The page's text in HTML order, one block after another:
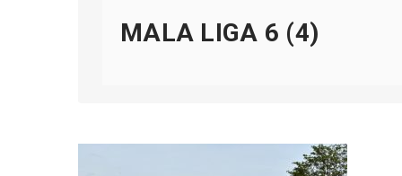
MALA LIGA 6 (4)